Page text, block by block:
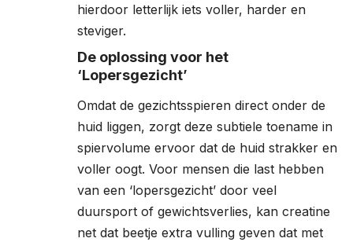
hierdoor letterlijk iets voller, harder en
steviger.
De oplossing voor het
‘Lopersgezicht’
Omdat de gezichtsspieren direct onder de
huid liggen, zorgt deze subtiele toename in
spiervolume ervoor dat de huid strakker en
voller oogt. Voor mensen die last hebben
van een ‘lopersgezicht’ door veel
duursport of gewichtsverlies, kan creatine
net dat beetje extra vulling geven dat met